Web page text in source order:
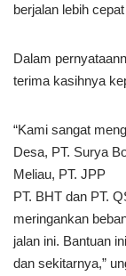
berjalan lebih
Dalam
terima kasihnya
“Kami sangat
Desa, PT. Surya
Meliau, PT. JPP
PT. BHT dan PT.
meringankan
jalan ini. Bantuan
dan sekitarnya,”